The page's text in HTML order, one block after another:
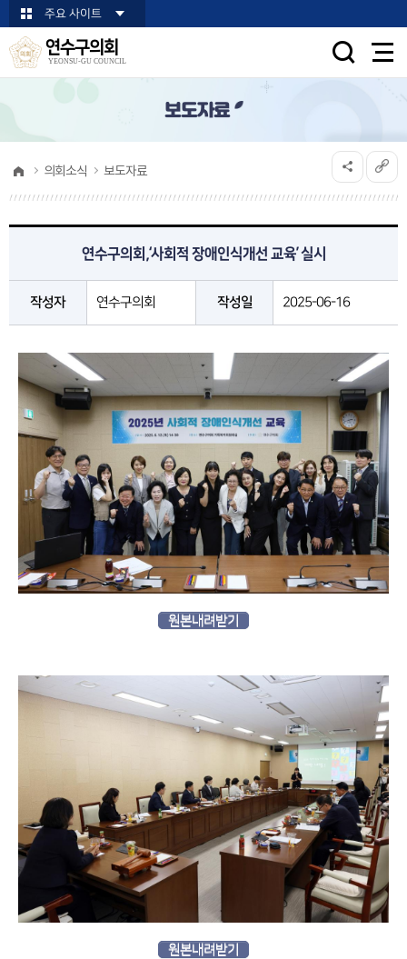
본문바로가기주요 사이트
연수구의회
YEONSU-GU COUNCIL
보도자료
의회소식 보도자료
연수구의회,‘사회적 장애인식개선 교육’ 실시
작성자 연수구의회 작성일 2025-06-16
원본내려받기
원본내려받기